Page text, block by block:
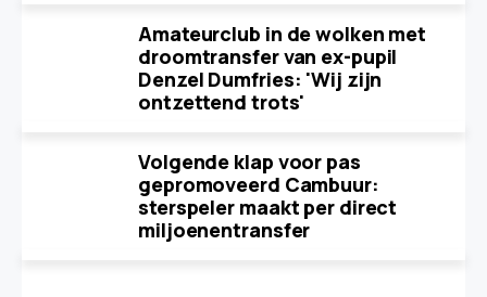
Amateurclub in de wolken met
droomtransfer van ex-pupil
Denzel Dumfries: 'Wij zijn
ontzettend trots'
Volgende klap voor pas
gepromoveerd Cambuur:
sterspeler maakt per direct
miljoenentransfer